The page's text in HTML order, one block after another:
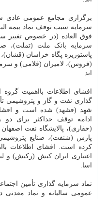
برگزاری مجامع عمومی عادی
سرمایه سبب توقف نماد بیمه
فوق العاده (در خصوص تغییر
سرمایه بانک ملت (تملت)،
پاستوریزه پگاه خراسان
(فروس)، لامیران (فلامی) و
اند.
افشای اطلاعات بااهمیت
گذاری نفت و گاز و پتروشیمی
شهد (قشهد) شده است و
ادامه توقف حداکثر برای
(حفاری)، پالایشگاه نفت
پارس (شنفت)، صنایع
کرده است. افشای اطلاعات
اعتباری ایران کیش (رکیش) و
اسا.
نماد سرمایه گذاری تأمین
عمومی سالیانه و نماد